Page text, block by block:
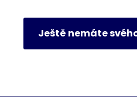
Ještě nemáte